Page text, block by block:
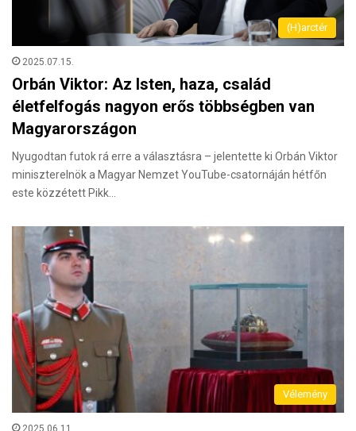
(H)arctér
2025.07.15.
Orbán Viktor: Az Isten, haza, család
életfelfogás nagyon erős többségben van
Magyarországon
Nyugodtan futok rá erre a választásra – jelentette ki Orbán Viktor
miniszterelnök a Magyar Nemzet YouTube-csatornáján hétfőn
este közzétett Pikk…
Vélemény